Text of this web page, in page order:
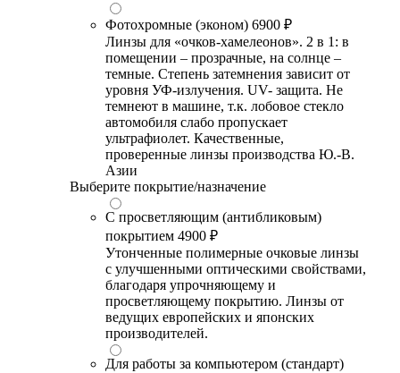
Фотохромные (эконом) 6900 ₽
Линзы для «очков-хамелеонов». 2 в 1: в
помещении – прозрачные, на солнце –
темные. Степень затемнения зависит от
уровня УФ-излучения. UV- защита. Не
темнеют в машине, т.к. лобовое стекло
автомобиля слабо пропускает
ультрафиолет. Качественные,
проверенные линзы производства Ю.-В.
Азии
Выберите покрытие/назначение
С просветляющим (антибликовым)
покрытием 4900 ₽
Утонченные полимерные очковые линзы
с улучшенными оптическими свойствами,
благодаря упрочняющему и
просветляющему покрытию. Линзы от
ведущих европейских и японских
производителей.
Для работы за компьютером (стандарт)